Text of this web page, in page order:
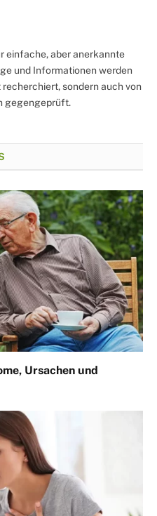
einfache, aber anerkannte
und Informationen werden
sondern auch von
gegengeprüft.
Ursachen und